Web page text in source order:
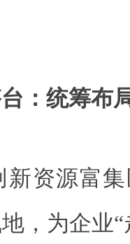
：统筹布
资源富集
，为企业